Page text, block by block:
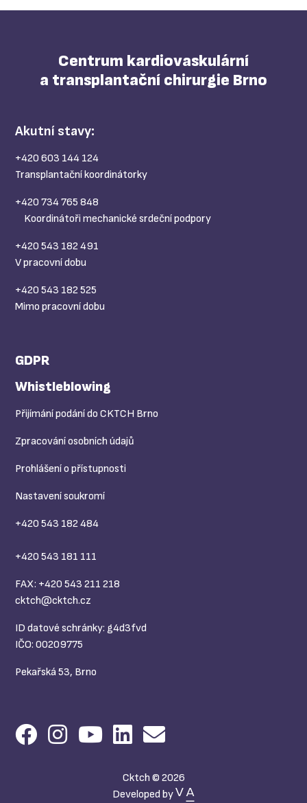
Centrum kardiovaskulární
a transplantační chirurgie Brno
Akutní stavy:
+420 603 144 124
Transplantační koordinátorky
+420 734 765 848
Koordinátoři mechanické srdeční podpory
+420 543 182 491
V pracovní dobu
+420 543 182 525
Mimo pracovní dobu
GDPR
Whistleblowing
Přijímání podání do CKTCH Brno
Zpracování osobních údajů
Prohlášení o přístupnosti
Nastavení soukromí
+420 543 182 484
+420 543 181 111
FAX: +420 543 211 218
cktch@cktch.cz
ID datové schránky: g4d3fvd
IČO: 00209775
Pekařská 53, Brno
Cktch © 2026
Developed by